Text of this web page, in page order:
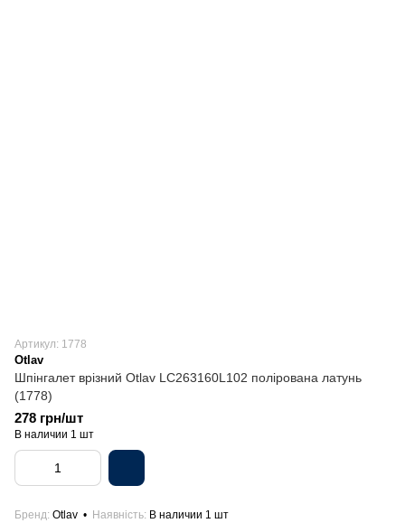
Артикул: 1778
Otlav
Шпінгалет врізний Otlav LC263160L102 полірована латунь
(1778)
278 грн/шт
В наличии 1 шт
Бренд Otlav Наявність В наличии 1 шт